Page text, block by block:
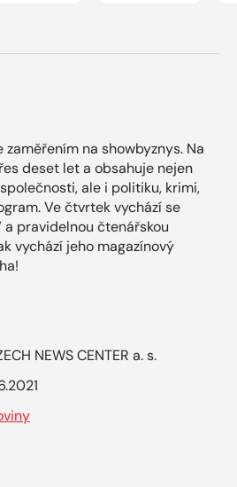
na showbyznys. Na
deset let a obsahuje nejen
ale i politiku, krimi,
Ve čtvrtek vychází se
pravidelnou čtenářskou
vychází jeho magazínový
NEWS CENTER a. s.